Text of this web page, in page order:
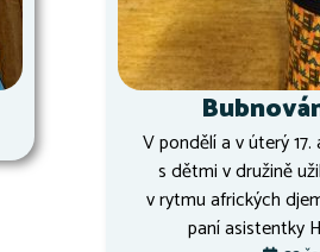
V pondělí a v úterý
s dětmi v družině
v rytmu afrických
paní asistentky